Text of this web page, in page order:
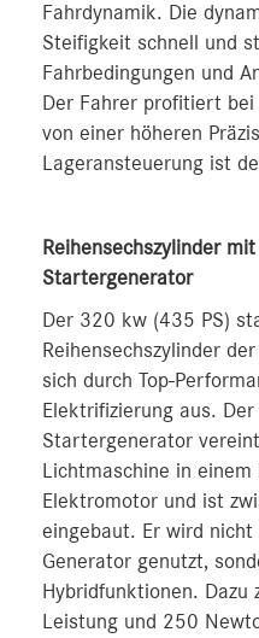
Fahrdynamik. Die
Steifigkeit schnell und
Fahrbedingungen und
Der Fahrer profitiert
von einer höheren
Lageransteuerung ist
Reihensechszylinder
Startergenerator
Der 320 kw (435 PS)
Reihensechszylinder
sich durch Top-
Elektrifizierung aus. Der
Startergenerator
Lichtmaschine in
Elektromotor und ist
eingebaut. Er wird
Generator genutzt,
Hybridfunktionen.
Leistung und 250